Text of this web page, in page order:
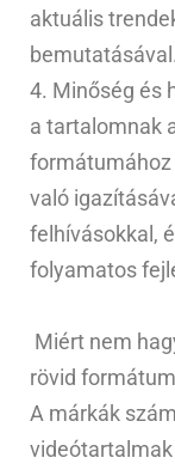
aktuális
bemutatásával.
4. Minőség és
a tartalomnak
formátumához
való
felhívásokkal,
folyamatos
Miért nem
rövid
A márkák